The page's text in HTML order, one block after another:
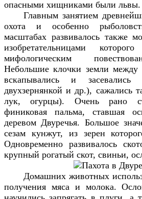
опасными хищниками были львы.
Главным занятием
охота и особенно
масштабах развивалось также
изобретательницами
мифологическим
Небольшие клочки земли между
вскапывались и засевались
двухзернянкой и др.), сажались
лук, огурцы). Очень рано
финиковая пальма, ставшая
деревом Двуречья. Большое
сезам кунжут, из зерен
Одновременно развивалось
крупный рогатый скот, свиньи,
Домашних животных
получения мяса и молока.